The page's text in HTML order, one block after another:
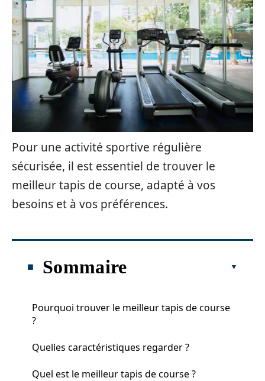
Pour une activité sportive régulière
sécurisée, il est essentiel de trouver le
meilleur tapis de course, adapté à vos
besoins et à vos préférences.
Sommaire
Pourquoi trouver le meilleur tapis de course
?
Quelles caractéristiques regarder ?
Quel est le meilleur tapis de course ?